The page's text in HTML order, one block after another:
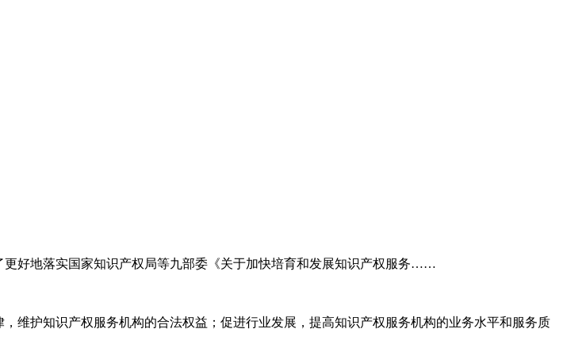
好地落实国家知识产权局等九部委《关于加快培育和发展知识产权服务……
维护知识产权服务机构的合法权益；促进行业发展，提高知识产权服务机构的业务水平和服务质